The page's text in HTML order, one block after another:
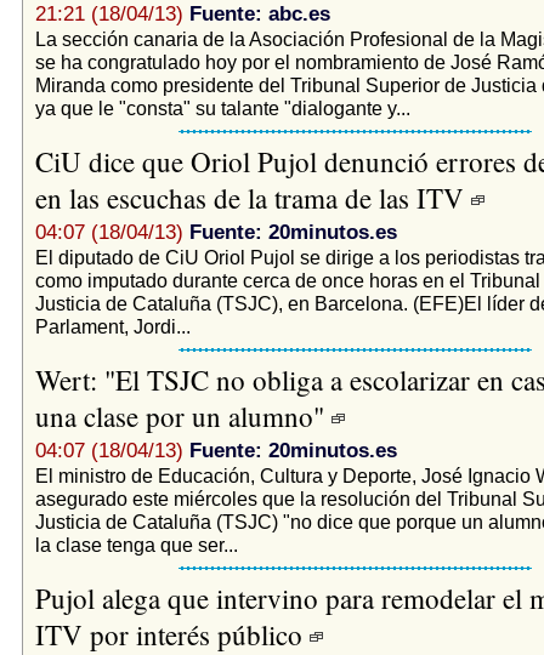
21:21 (18/04/13) Fuente: abc.es
La sección canaria de la Asociación Profesional de la
se ha congratulado hoy por el nombramiento de José
Miranda como presidente del Tribunal Superior de Justicia
ya que le "consta" su talante "dialogante y...
CiU dice que Oriol Pujol denunció errores
en las escuchas de la trama de las ITV
04:07 (18/04/13) Fuente: 20minutos.es
El diputado de CiU Oriol Pujol se dirige a los periodistas
como imputado durante cerca de once horas en el
Justicia de Cataluña (TSJC), en Barcelona. (EFE)El líder
Parlament, Jordi...
Wert: "El TSJC no obliga a escolarizar en
una clase por un alumno"
04:07 (18/04/13) Fuente: 20minutos.es
El ministro de Educación, Cultura y Deporte, José Ignacio
asegurado este miércoles que la resolución del Tribunal
Justicia de Cataluña (TSJC) "no dice que porque un
la clase tenga que ser...
Pujol alega que intervino para remodelar el
ITV por interés público